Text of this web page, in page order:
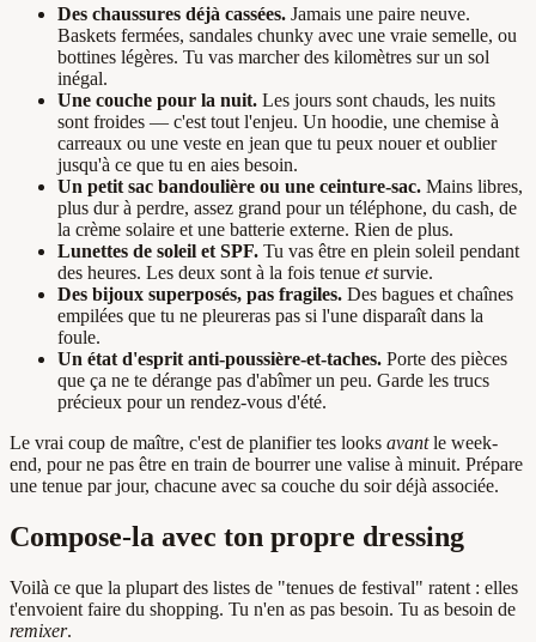
Des chaussures déjà cassées. Jamais une paire neuve.
Baskets fermées, sandales chunky avec une vraie semelle, ou
bottines légères. Tu vas marcher des kilomètres sur un sol
inégal.
Une couche pour la nuit. Les jours sont chauds, les nuits
sont froides — c'est tout l'enjeu. Un hoodie, une chemise à
carreaux ou une veste en jean que tu peux nouer et oublier
jusqu'à ce que tu en aies besoin.
Un petit sac bandoulière ou une ceinture-sac. Mains libres,
plus dur à perdre, assez grand pour un téléphone, du cash, de
la crème solaire et une batterie externe. Rien de plus.
Lunettes de soleil et SPF. Tu vas être en plein soleil pendant
des heures. Les deux sont à la fois tenue etsurvie.
Des bijoux superposés, pas fragiles. Des bagues et chaînes
empilées que tu ne pleureras pas si l'une disparaît dans la
foule.
Un état d'esprit anti-poussière-et-taches. Porte des pièces
que ça ne te dérange pas d'abîmer un peu. Garde les trucs
précieux pour un rendez-vous d'été.
Le vrai coup de maître, c'est de planifier tes looks avantle week-
end, pour ne pas être en train de bourrer une valise à minuit. Prépare
une tenue par jour, chacune avec sa couche du soir déjà associée.
Compose-la avec ton propre dressing
Voilà ce que la plupart des listes de "tenues de festival" ratent : elles
t'envoient faire du shopping. Tu n'en as pas besoin. Tu as besoin de
remixer.